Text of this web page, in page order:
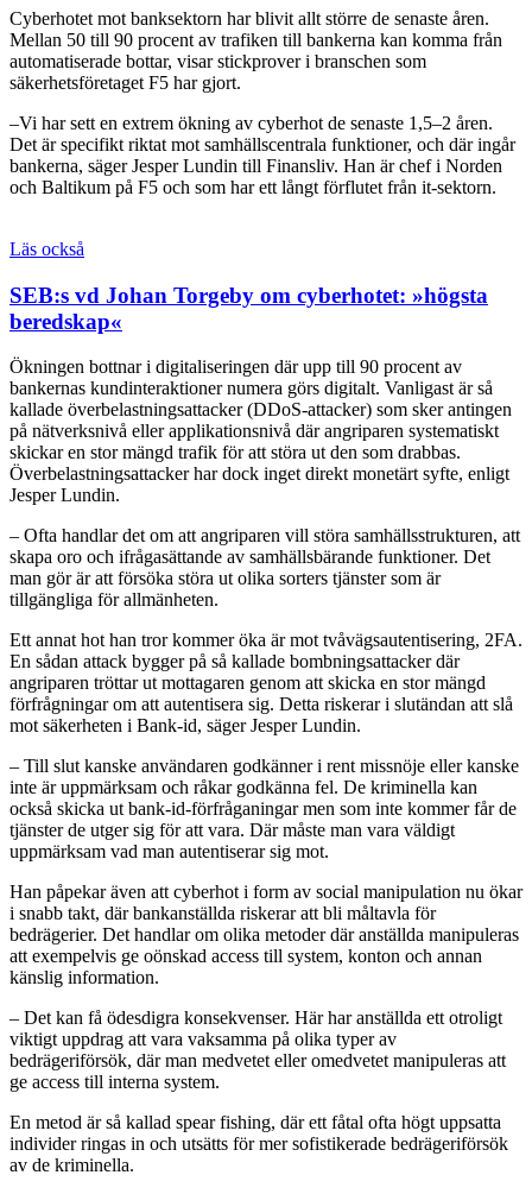
Cyberhotet mot banksektorn har blivit allt större de senaste åren.
Mellan 50 till 90 procent av trafiken till bankerna kan komma från
automatiserade bottar, visar stickprover i branschen som
säkerhetsföretaget F5 har gjort.
–Vi har sett en extrem ökning av cyberhot de senaste 1,5–2 åren.
Det är specifikt riktat mot samhällscentrala funktioner, och där ingår
bankerna, säger Jesper Lundin till Finansliv. Han är chef i Norden
och Baltikum på F5 och som har ett långt förflutet från it-sektorn.
Läs också
SEB:s vd Johan Torgeby om cyberhotet: »högsta
beredskap«
Ökningen bottnar i digitaliseringen där upp till 90 procent av
bankernas kundinteraktioner numera görs digitalt. Vanligast är så
kallade överbelastningsattacker (DDoS-attacker) som sker antingen
på nätverksnivå eller applikationsnivå där angriparen systematiskt
skickar en stor mängd trafik för att störa ut den som drabbas.
Överbelastningsattacker har dock inget direkt monetärt syfte, enligt
Jesper Lundin.
– Ofta handlar det om att angriparen vill störa samhällsstrukturen, att
skapa oro och ifrågasättande av samhällsbärande funktioner. Det
man gör är att försöka störa ut olika sorters tjänster som är
tillgängliga för allmänheten.
Ett annat hot han tror kommer öka är mot tvåvägsautentisering, 2FA.
En sådan attack bygger på så kallade bombningsattacker där
angriparen tröttar ut mottagaren genom att skicka en stor mängd
förfrågningar om att autentisera sig. Detta riskerar i slutändan att slå
mot säkerheten i Bank-id, säger Jesper Lundin.
– Till slut kanske användaren godkänner i rent missnöje eller kanske
inte är uppmärksam och råkar godkänna fel. De kriminella kan
också skicka ut bank-id-förfråganingar men som inte kommer får de
tjänster de utger sig för att vara. Där måste man vara väldigt
uppmärksam vad man autentiserar sig mot.
Han påpekar även att cyberhot i form av social manipulation nu ökar
i snabb takt, där bankanställda riskerar att bli måltavla för
bedrägerier. Det handlar om olika metoder där anställda manipuleras
att exempelvis ge oönskad access till system, konton och annan
känslig information.
– Det kan få ödesdigra konsekvenser. Här har anställda ett otroligt
viktigt uppdrag att vara vaksamma på olika typer av
bedrägeriförsök, där man medvetet eller omedvetet manipuleras att
ge access till interna system.
En metod är så kallad spear fishing, där ett fåtal ofta högt uppsatta
individer ringas in och utsätts för mer sofistikerade bedrägeriförsök
av de kriminella.